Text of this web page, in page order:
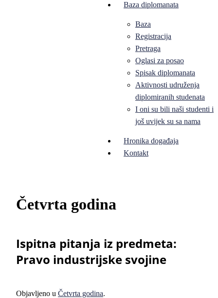
Baza diplomanata
Baza
Registracija
Pretraga
Oglasi za posao
Spisak diplomanata
Aktivnosti udruženja
diplomiranih studenata
I oni su bili naši studenti i
još uvijek su sa nama
Hronika događaja
Kontakt
Četvrta godina
Ispitna pitanja iz predmeta:
Pravo industrijske svojine
Objavljeno u Četvrta godina.